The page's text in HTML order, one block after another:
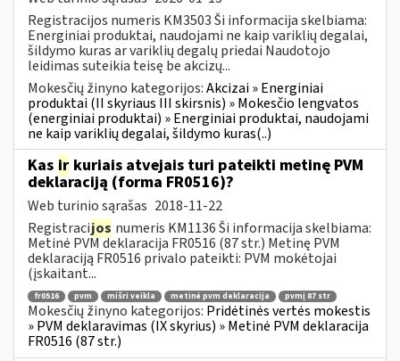
Registracijos numeris KM3503 Ši informacija skelbiama:
Energiniai produktai, naudojami ne kaip variklių degalai,
šildymo kuras ar variklių degalų priedai Naudotojo
leidimas suteikia teisę be akcizų...
Mokesčių žinyno kategorijos:Akcizai » Energiniai
produktai (II skyriaus III skirsnis) » Mokesčio lengvatos
(energiniai produktai) » Energiniai produktai, naudojami
ne kaip variklių degalai, šildymo kuras(..)
Kas ir kuriais atvejais turi pateikti metinę PVM
deklaraciją (forma FR0516)?
Web turinio sąrašas 2018-11-22
Registracijos numeris KM1136 Ši informacija skelbiama:
Metinė PVM deklaracija FR0516 (87 str.) Metinę PVM
deklaraciją FR0516 privalo pateikti: PVM mokėtojai
(įskaitant...
fr0516 pvm mišri veikla metinė pvm deklaracija pvmį 87 str
Mokesčių žinyno kategorijos: Pridėtinės vertės mokestis
» PVM deklaravimas (IX skyrius) » Metinė PVM deklaracija
FR0516 (87 str.)